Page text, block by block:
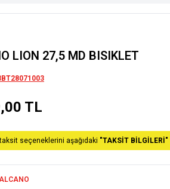
LION 27,5 MD BISIKLET
TL
seçeneklerini aşağıdaki "TAKSİT BİLGİLERİ"